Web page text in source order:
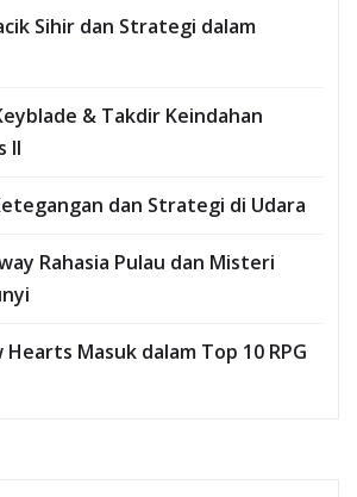
Sihir dan Strategi dalam
& Takdir Keindahan
II
dan Strategi di Udara
Rahasia Pulau dan Misteri
Masuk dalam Top 10 RPG